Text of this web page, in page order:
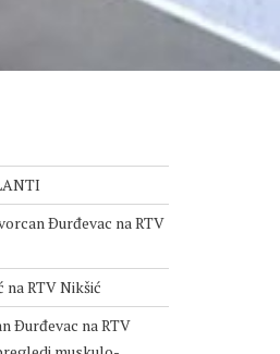
Ðurđevac na RTV
na RTV Nikšić
Ðurđevac na RTV